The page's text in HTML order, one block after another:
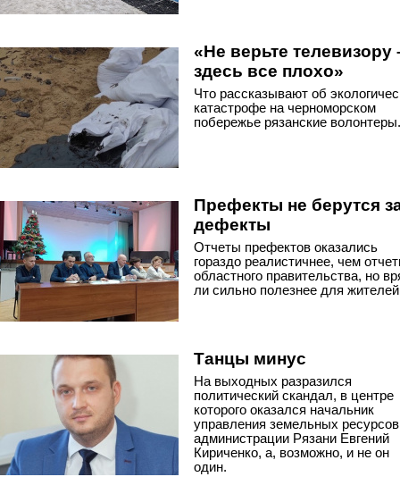
«Не верьте телевизору
здесь все плохо»
Что рассказывают об
катастрофе на черноморском
побережье рязанские волонтеры.
Префекты не берутся
дефекты
Отчеты префектов оказались
гораздо реалистичнее, чем
областного правительства, но
ли сильно полезнее для
Танцы минус
На выходных разразился
политический скандал, в центре
которого оказался начальник
управления земельных ресурсов
администрации Рязани Евгений
Кириченко, а, возможно, и не он
один.